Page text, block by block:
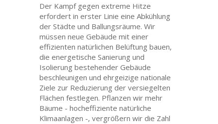
Der Kampf gegen extreme Hitze
erfordert in erster Linie eine Abkühlung
der Städte und Ballungsräume. Wir
müssen neue Gebäude mit einer
effizienten natürlichen Belüftung bauen,
die energetische Sanierung und
Isolierung bestehender Gebäude
beschleunigen und ehrgeizige nationale
Ziele zur Reduzierung der versiegelten
Flächen festlegen. Pflanzen wir mehr
Bäume - hocheffiziente natürliche
Klimaanlagen -, vergrößern wir die Zahl